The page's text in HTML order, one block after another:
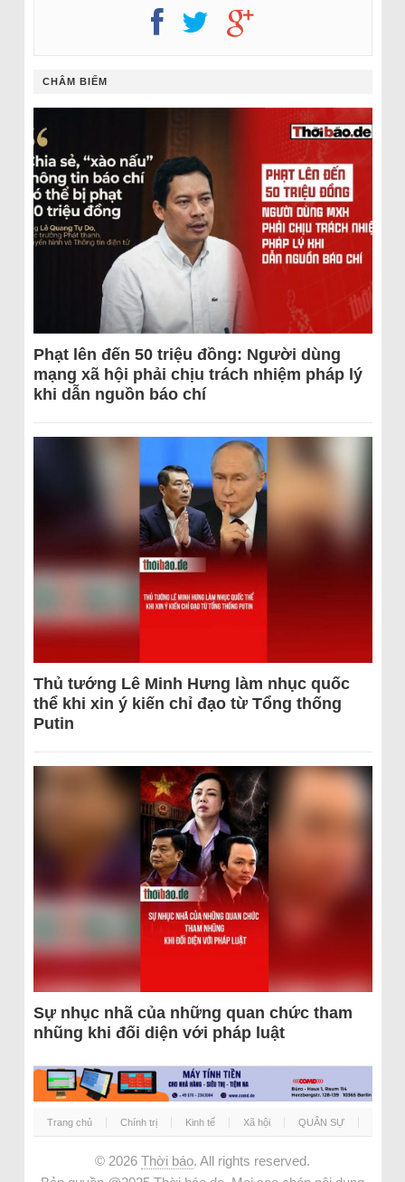
CHÂM BIẾM
Phạt lên đến 50 triệu đồng: Người dùng
mạng xã hội phải chịu trách nhiệm pháp lý
khi dẫn nguồn báo chí
Thủ tướng Lê Minh Hưng làm nhục quốc
thể khi xin ý kiến chỉ đạo từ Tổng thống
Putin
Sự nhục nhã của những quan chức tham
nhũng khi đối diện với pháp luật
Trang chủ Chính trị Kinh tế Xã hội QUÂN SỰ
© 2026 Thời báo. All rights reserved.